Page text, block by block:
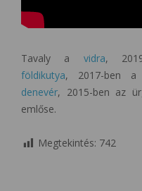
Tavaly a vidra,
földikutya, 2017-ben a
denevér, 2015-ben az
emlőse.
Megtekintés: 742